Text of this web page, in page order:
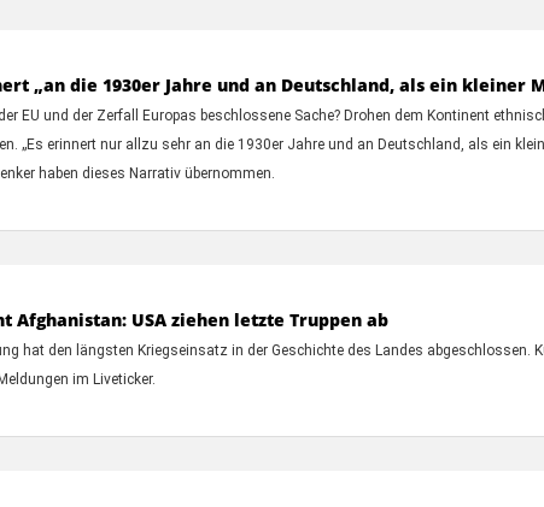
„an die 1930er Jahre und an Deutschland, als ein kleiner
EU und der Zerfall Europas beschlossene Sache? Drohen dem Kontinent
„Es erinnert nur allzu sehr an die 1930er Jahre und an Deutschland, als ein
haben dieses Narrativ übernommen.
Afghanistan: USA ziehen letzte Truppen ab
hat den längsten Kriegseinsatz in der Geschichte des Landes
im Liveticker.